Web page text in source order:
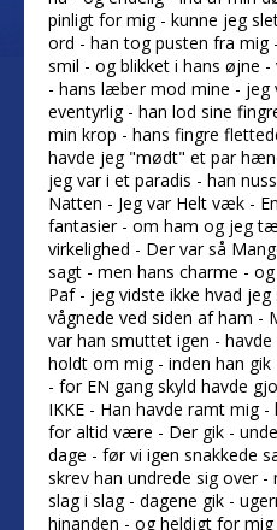
pinligt for mig - kunne jeg
ord - han tog pusten fra mig
smil - og blikket i hans øjne
- hans læber mod mine -
eventyrlig - han lod sine
min krop - hans fingre
havde jeg "mødt" et par
jeg var i et paradis - han
Natten - Jeg var Helt væk -
fantasier - om ham og jeg
virkelighed - Der var så
sagt - men hans charme -
Paf - jeg vidste ikke hvad
vågnede ved siden af ham -
var han smuttet igen -
holdt om mig - inden han
- for EN gang skyld havde
IKKE - Han havde ramt mig
for altid være - Der gik -
dage - før vi igen snakkede
skrev han undrede sig over -
slag i slag - dagene gik -
hinanden - og heldigt for